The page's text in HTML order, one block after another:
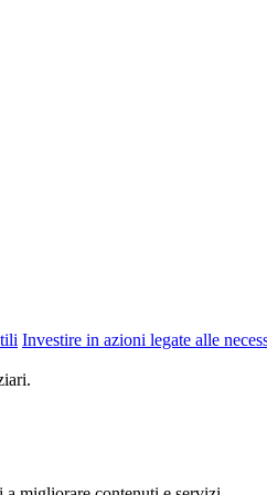
Investire in azioni legate alle